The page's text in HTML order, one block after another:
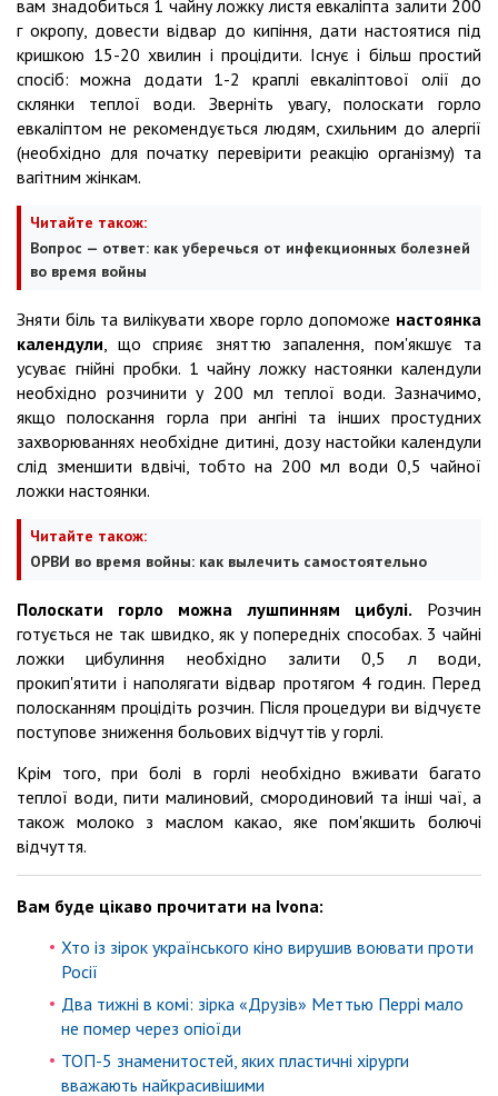
вам знадобиться 1 чайну ложку листя евкаліпта залити 200
г окропу, довести відвар до кипіння, дати настоятися під
кришкою 15-20 хвилин і процідити. Існує і більш простий
спосіб: можна додати 1-2 краплі евкаліптової олії до
склянки теплої води. Зверніть увагу, полоскати горло
евкаліптом не рекомендується людям, схильним до алергії
(необхідно для початку перевірити реакцію організму) та
вагітним жінкам.
Читайте також:
Вопрос — ответ: как уберечься от инфекционных болезней
во время войны
Зняти біль та вилікувати хворе горло допоможе настоянка
календули, що сприяє зняттю запалення, пом'якшує та
усуває гнійні пробки. 1 чайну ложку настоянки календули
необхідно розчинити у 200 мл теплої води. Зазначимо,
якщо полоскання горла при ангіні та інших простудних
захворюваннях необхідне дитині, дозу настойки календули
слід зменшити вдвічі, тобто на 200 мл води 0,5 чайної
ложки настоянки.
Читайте також:
ОРВИ во время войны: как вылечить самостоятельно
Полоскати горло можна лушпинням цибулі. Розчин
готується не так швидко, як у попередніх способах. 3 чайні
ложки цибулиння необхідно залити 0,5 л води,
прокип'ятити і наполягати відвар протягом 4 годин. Перед
полосканням процідіть розчин. Після процедури ви відчуєте
поступове зниження больових відчуттів у горлі.
Крім того, при болі в горлі необхідно вживати багато
теплої води, пити малиновий, смородиновий та інші чаї, а
також молоко з маслом какао, яке пом'якшить болючі
відчуття.
Вам буде цікаво прочитати на Ivona:
Хто із зірок українського кіно вирушив воювати проти
Росії
Два тижні в комі: зірка «Друзів» Меттью Перрі мало
не помер через опіоїди
ТОП-5 знаменитостей, яких пластичні хірурги
вважають найкрасивішими